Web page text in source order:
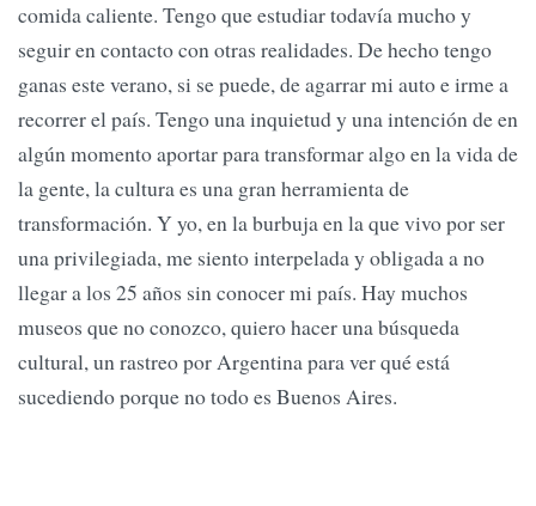
comida caliente. Tengo que estudiar todavía mucho y
seguir en contacto con otras realidades. De hecho tengo
ganas este verano, si se puede, de agarrar mi auto e irme a
recorrer el país. Tengo una inquietud y una intención de en
algún momento aportar para transformar algo en la vida de
la gente, la cultura es una gran herramienta de
transformación. Y yo, en la burbuja en la que vivo por ser
una privilegiada, me siento interpelada y obligada a no
llegar a los 25 años sin conocer mi país. Hay muchos
museos que no conozco, quiero hacer una búsqueda
cultural, un rastreo por Argentina para ver qué está
sucediendo porque no todo es Buenos Aires.